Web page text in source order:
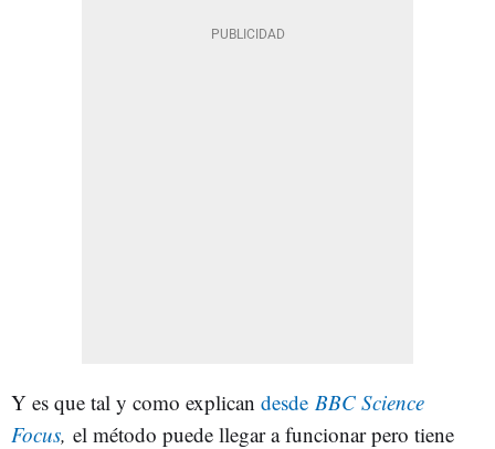
Y es que tal y como explican desde BBC Science
Focus, el método puede llegar a funcionar pero tiene